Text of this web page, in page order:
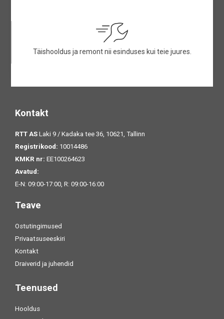
Täishooldus ja remont nii esinduses kui teie juures.
Kontakt
RTT AS Laki 9 / Kadaka tee 36, 10621, Tallinn
Registrikood: 10014486
KMKR nr: EE100264623
Avatud:
E-N: 09:00-17:00, R: 09:00-16:00
Teave
Ostutingimused
Privaatsuseeskiri
Kontakt
Draiverid ja juhendid
Teenused
Hooldus